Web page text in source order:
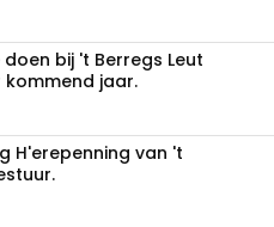
bij 't Berregs Leut
jaar.
H'erepenning van 't